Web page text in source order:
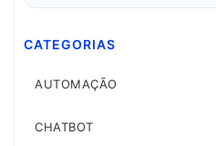
CATEGORIAS
AUTOMAÇÃO
CHATBOT